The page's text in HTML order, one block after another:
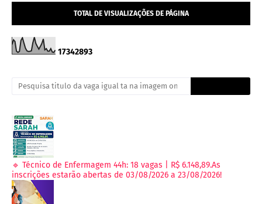
TOTAL DE VISUALIZAÇÕES DE PÁGINA
17342893
🔹 Técnico de Enfermagem 44h: 18 vagas | R$ 6.148,89.As
inscrições estarão abertas de 03/08/2026 a 23/08/2026!